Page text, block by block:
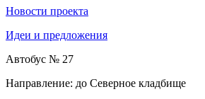
Новости проекта
Идеи и предложения
Автобус № 27
Направление: до Северное кладбище